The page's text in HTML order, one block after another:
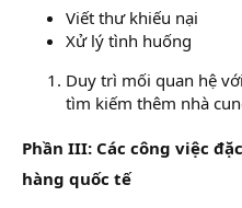
Viết thư khiếu nại
Xử lý tình huống
Duy trì mối quan hệ
tìm kiếm thêm nhà
Phần III: Các công việc
hàng quốc tế